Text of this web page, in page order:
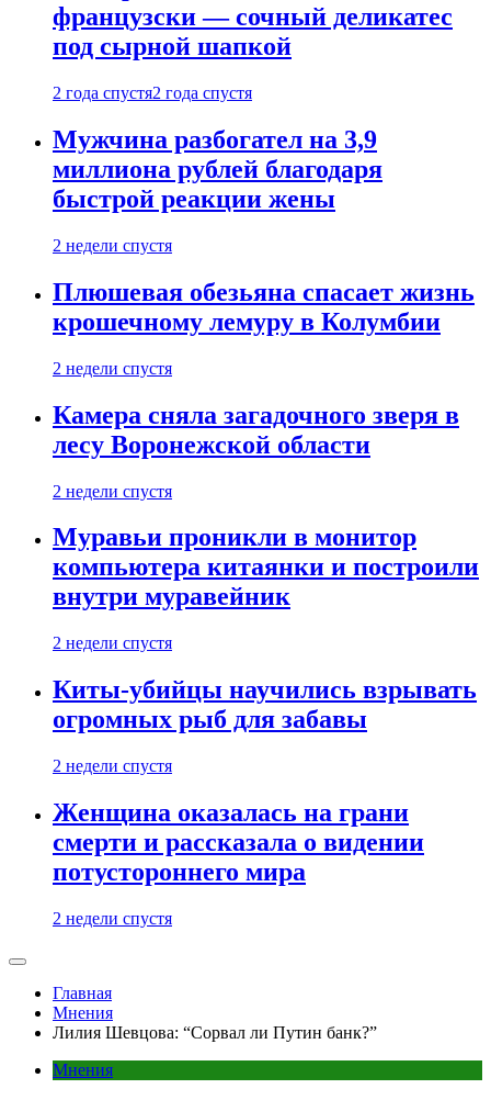
французски — сочный деликатес
под сырной шапкой
2 года спустя2 года спустя
Мужчина разбогател на 3,9
миллиона рублей благодаря
быстрой реакции жены
2 недели спустя
Плюшевая обезьяна спасает жизнь
крошечному лемуру в Колумбии
2 недели спустя
Камера сняла загадочного зверя в
лесу Воронежской области
2 недели спустя
Муравьи проникли в монитор
компьютера китаянки и построили
внутри муравейник
2 недели спустя
Киты-убийцы научились взрывать
огромных рыб для забавы
2 недели спустя
Женщина оказалась на грани
смерти и рассказала о видении
потустороннего мира
2 недели спустя
Главная
Мнения
Лилия Шевцова: “Сорвал ли Путин банк?”
Мнения